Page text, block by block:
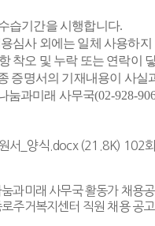
습기간을 시행합니다.
심사 외에는 일체 사용하
착오 및 누락 또는 연락이
증명서의 기재내용이 사실
눔과미래 사무국(02-928-
서_양식.docx (21.8K) 102
과미래 사무국 활동가 채용
주거복지센터 직원 채용 공고